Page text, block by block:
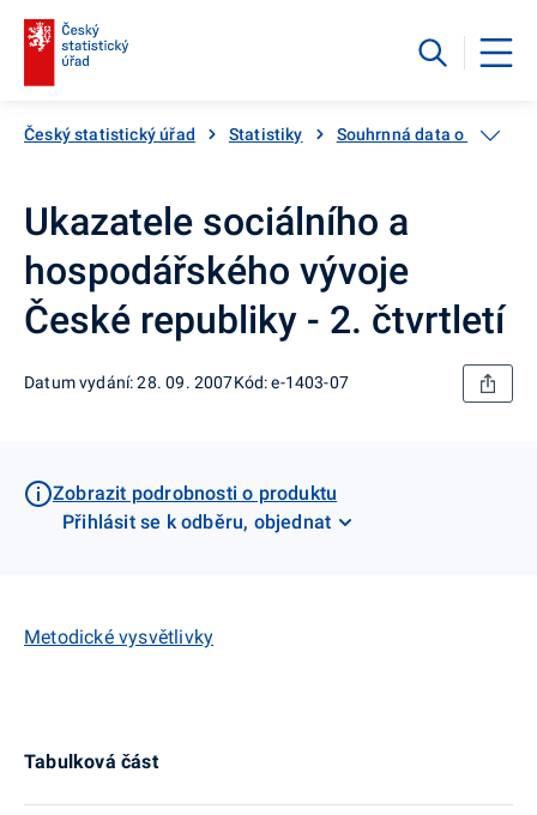
Český statistický úřad Statistiky Souhrnná data o Česku
Ukazatele sociálního a
hospodářského vývoje
České republiky - 2. čtvrtletí
Datum vydání: 28. 09. 2007Kód: e-1403-07
Zobrazit podrobnosti o produktu
Přihlásit se k odběru, objednat
Metodické vysvětlivky
Tabulková část